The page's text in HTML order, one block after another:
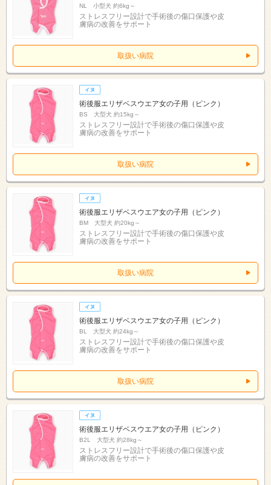
NL 小型犬 約6kg～
ストレスフリー設計で手術後の傷口保護や皮
膚病の改善をサポート
取扱い病院
術後服エリザベスウエア女の子用（ピンク）
BS 大型犬 約15kg～
ストレスフリー設計で手術後の傷口保護や皮
膚病の改善をサポート
取扱い病院
術後服エリザベスウエア女の子用（ピンク）
BM 大型犬 約20kg～
ストレスフリー設計で手術後の傷口保護や皮
膚病の改善をサポート
取扱い病院
術後服エリザベスウエア女の子用（ピンク）
BL 大型犬 約24kg～
ストレスフリー設計で手術後の傷口保護や皮
膚病の改善をサポート
取扱い病院
術後服エリザベスウエア女の子用（ピンク）
B2L 大型犬 約28kg～
ストレスフリー設計で手術後の傷口保護や皮
膚病の改善をサポート